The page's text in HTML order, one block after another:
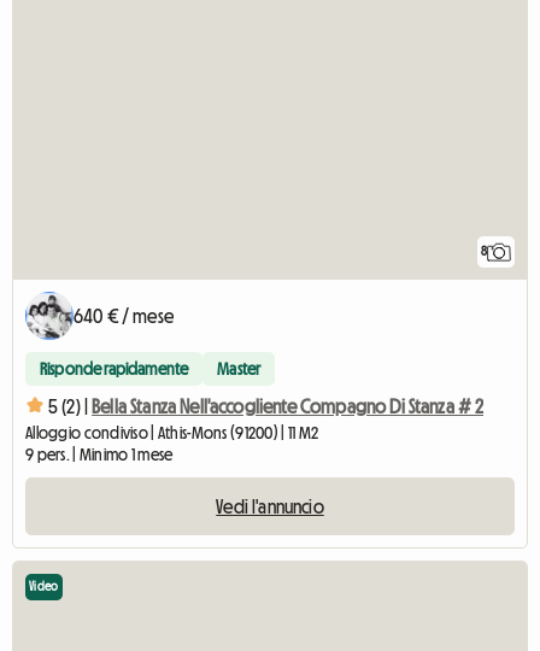
8
640 € / mese
Risponde rapidamente Master
5 (2) | Bella Stanza Nell'accogliente Compagno Di Stanza # 2
Alloggio condiviso | Athis-Mons (91200) | 11 M2
9 pers. | Minimo 1 mese
Vedi l'annuncio
Video